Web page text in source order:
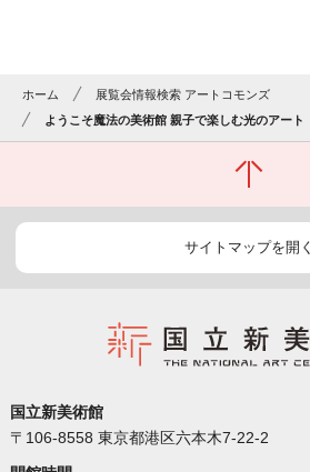
ホーム
展覧会情報検索 アートコモンズ
ようこそ魔法の美術館 親子で楽しむ光のアート
サイトマップを開く
国立新美術館
〒106-8558 東京都港区六本木7-22-2